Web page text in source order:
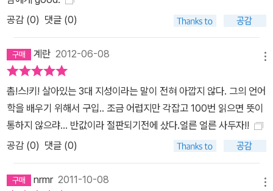
공감 (0) 댓글 (0)
계란 2012-06-08
촘!스!키! 살아있는 3대 지성이라는 말이 전혀 아깝지 않다. 그의 언어
학을 배우기 위해서 구입.. 조금 어렵지만 각잡고 100번 읽으면 뜻이
통하지 않으랴... 반값이라 절판되기전에 샀다.얼른 얼른 사두자!!
공감 (0) 댓글 (0)
nrmr2011-10-08